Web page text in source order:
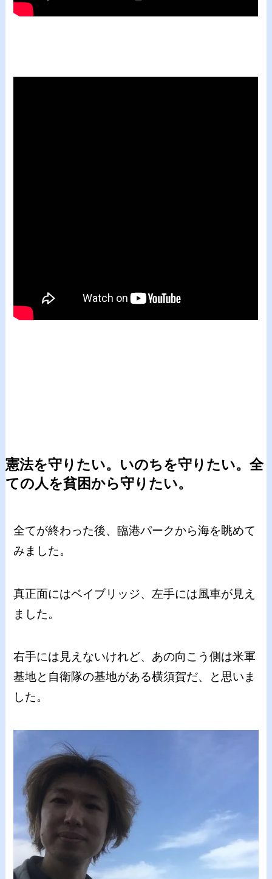
憲法を守りたい。いのちを守りたい。全
ての人を貧困から守りたい。
全てが終わった後、臨港パークから海を眺めて
みました。
真正面にはベイブリッジ、左手には風車が見え
ました。
右手には見えないけれど、あの向こう側は米軍
基地と自衛隊の基地がある横須賀だ、と思いま
した。